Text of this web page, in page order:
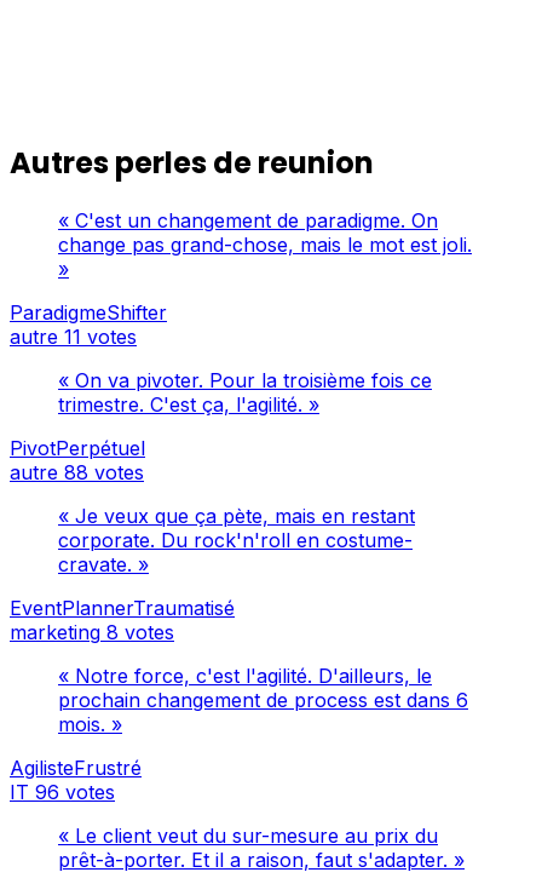
Autres perles de reunion
« C'est un changement de paradigme. On
change pas grand-chose, mais le mot est joli.
»
ParadigmeShifter
autre 11 votes
« On va pivoter. Pour la troisième fois ce
trimestre. C'est ça, l'agilité. »
PivotPerpétuel
autre 88 votes
« Je veux que ça pète, mais en restant
corporate. Du rock'n'roll en costume-
cravate. »
EventPlannerTraumatisé
marketing 8 votes
« Notre force, c'est l'agilité. D'ailleurs, le
prochain changement de process est dans 6
mois. »
AgilisteFrustré
IT 96 votes
« Le client veut du sur-mesure au prix du
prêt-à-porter. Et il a raison, faut s'adapter. »